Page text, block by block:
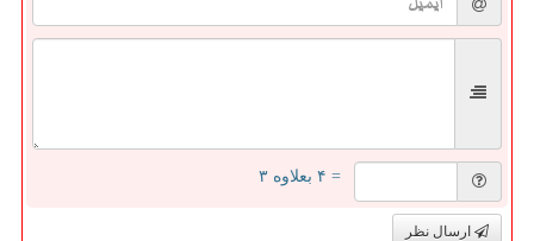
= ۴ بعلاوه ۳
ارسال نظر